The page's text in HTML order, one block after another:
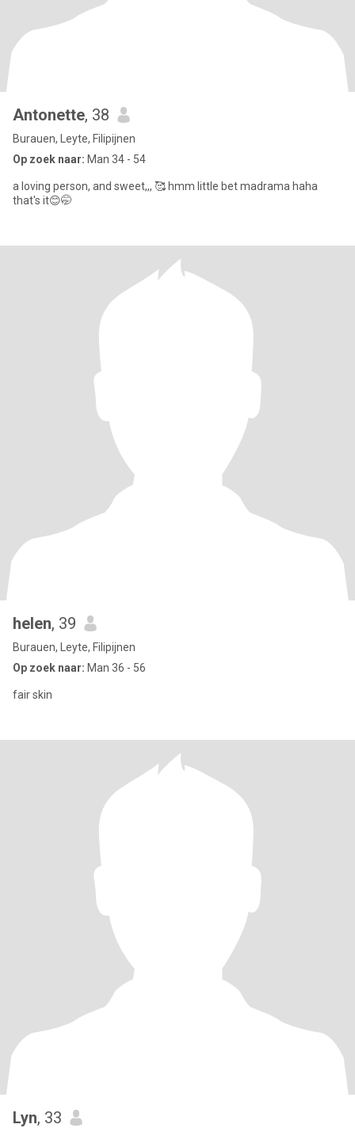
Antonette, 38
Burauen, Leyte, Filipijnen
Op zoek naar: Man 34 - 54
a loving person, and sweet,,, 🥰 hmm little bet madrama haha
that's it😊🤭
helen, 39
Burauen, Leyte, Filipijnen
Op zoek naar: Man 36 - 56
fair skin
Lyn, 33